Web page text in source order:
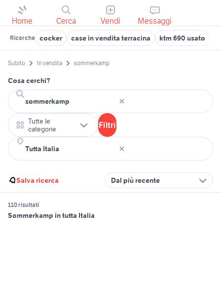
Home Cerca Vendi Messaggi
Ricerche cocker case in vendita terracina ktm 690 usato
Subito In vendita sommerkamp
Cosa cerchi?
Tutte le
categorie
Filtri
Salva ricerca Dal più recente
110 risultati
Sommerkamp in tutta Italia